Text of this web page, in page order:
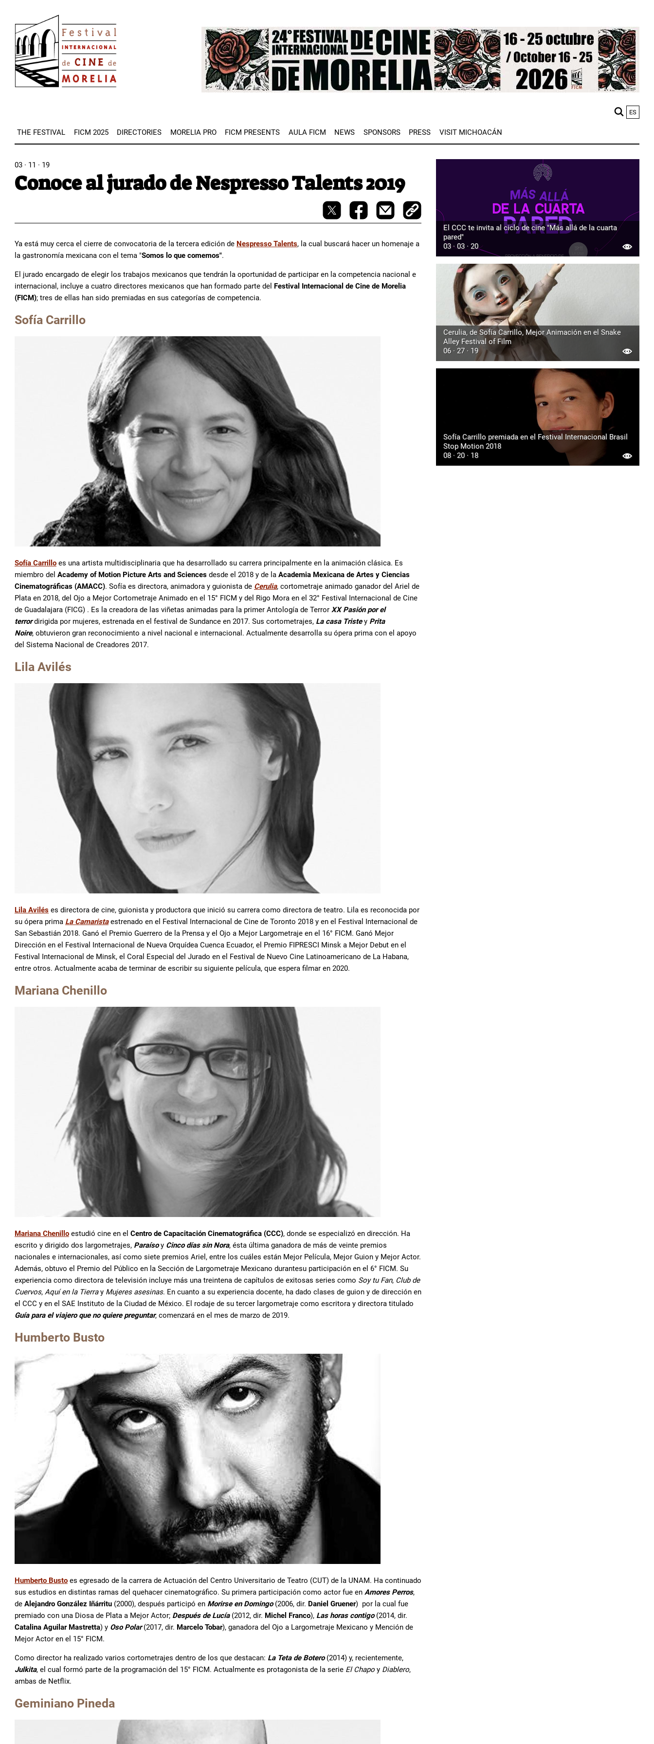
main
content
Image
ES
THE FESTIVAL FICM 2025 DIRECTORIES MORELIA PRO FICM PRESENTS AULA FICM NEWS SPONSORS PRESS VISIT MICHOACÁN
03 · 11 · 19
Conoce al jurado de Nespresso Talents 2019
Ya está muy cerca el cierre de convocatoria de la tercera edición de Nespresso Talents, la cual buscará hacer un homenaje a
la gastronomía mexicana con el tema "Somos lo que comemos".
El jurado encargado de elegir los trabajos mexicanos que tendrán la oportunidad de participar en la competencia nacional e
internacional, incluye a cuatro directores mexicanos que han formado parte del Festival Internacional de Cine de Morelia
(FICM); tres de ellas han sido premiadas en sus categorías de competencia.
Sofía Carrillo
Sofía Carrillo es una artista multidisciplinaria que ha desarrollado su carrera principalmente en la animación clásica. Es
miembro del Academy of Motion Picture Arts and Sciences desde el 2018 y de la Academia Mexicana de Artes y Ciencias
Cinematográficas (AMACC). Sofía es directora, animadora y guionista de Cerulia, cortometraje animado ganador del Ariel de
Plata en 2018, del Ojo a Mejor Cortometraje Animado en el 15° FICM y del Rigo Mora en el 32° Festival Internacional de Cine
de Guadalajara (FICG) . Es la creadora de las viñetas animadas para la primer Antología de Terror XX Pasión por el
terrordirigida por mujeres, estrenada en el festival de Sundance en 2017. Sus cortometrajes, La casa Tristey Prita
Noire, obtuvieron gran reconocimiento a nivel nacional e internacional. Actualmente desarrolla su ópera prima con el apoyo
del Sistema Nacional de Creadores 2017.
Lila Avilés
Lila Avilés es directora de cine, guionista y productora que inició su carrera como directora de teatro. Lila es reconocida por
su ópera prima La Camaristaestrenado en el Festival Internacional de Cine de Toronto 2018 y en el Festival Internacional de
San Sebastián 2018. Ganó el Premio Guerrero de la Prensa y el Ojo a Mejor Largometraje en el 16° FICM. Ganó Mejor
Dirección en el Festival Internacional de Nueva Orquídea Cuenca Ecuador, el Premio FIPRESCI Minsk a Mejor Debut en el
Festival Internacional de Minsk, el Coral Especial del Jurado en el Festival de Nuevo Cine Latinoamericano de La Habana,
entre otros. Actualmente acaba de terminar de escribir su siguiente película, que espera filmar en 2020.
Mariana Chenillo
Mariana Chenillo estudió cine en el Centro de Capacitación Cinematográfica (CCC), donde se especializó en dirección. Ha
escrito y dirigido dos largometrajes, Paraísoy Cinco días sin Nora, ésta última ganadora de más de veinte premios
nacionales e internacionales, así como siete premios Ariel, entre los cuáles están Mejor Película, Mejor Guion y Mejor Actor.
Además, obtuvo el Premio del Público en la Sección de Largometraje Mexicano durantesu participación en el 6° FICM. Su
experiencia como directora de televisión incluye más una treintena de capítulos de exitosas series como Soy tu Fan, Club de
Cuervos, Aquí en la Tierray Mujeres asesinas. En cuanto a su experiencia docente, ha dado clases de guion y de dirección en
el CCC y en el SAE Instituto de la Ciudad de México. El rodaje de su tercer largometraje como escritora y directora titulado
Guía para el viajero que no quiere preguntar, comenzará en el mes de marzo de 2019.
Humberto Busto
Humberto Busto es egresado de la carrera de Actuación del Centro Universitario de Teatro (CUT) de la UNAM. Ha continuado
sus estudios en distintas ramas del quehacer cinematográfico. Su primera participación como actor fue en Amores Perros,
de Alejandro González Iñárritu (2000), después participó en Morirse en Domingo(2006, dir. Daniel Gruener) por la cual fue
premiado con una Diosa de Plata a Mejor Actor; Después de Lucía (2012, dir. Michel Franco), Las horas contigo (2014, dir.
Catalina Aguilar Mastretta) y Oso Polar(2017, dir. Marcelo Tobar), ganadora del Ojo a Largometraje Mexicano y Mención de
Mejor Actor en el 15° FICM.
Como director ha realizado varios cortometrajes dentro de los que destacan: La Teta de Botero(2014) y, recientemente,
Julkita, el cual formó parte de la programación del 15° FICM. Actualmente es protagonista de la serie El Chapo y Diablero,
ambas de Netflix.
Geminiano Pineda
El CCC te invita al ciclo de cine "Más allá de la cuarta
pared"
03 · 03 · 20
Cerulia, de Sofía Carrillo, Mejor Animación en el Snake
Alley Festival of Film
06 · 27 · 19
Sofía Carrillo premiada en el Festival Internacional Brasil
Stop Motion 2018
08 · 20 · 18